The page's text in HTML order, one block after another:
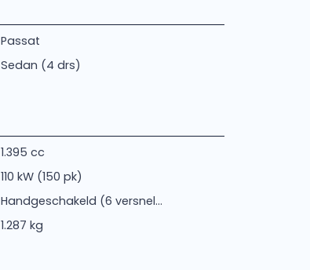
Passat
Sedan (4 drs)
1.395 cc
110 kW (150 pk)
Handgeschakeld (6 versnel...
1.287 kg